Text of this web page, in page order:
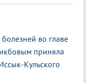
во главе
приняла
Кульского